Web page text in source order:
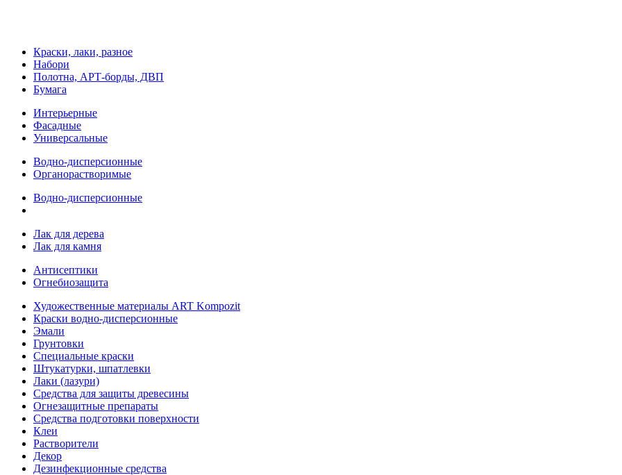
Краски, лаки, разное
Набори
Полотна, АРТ-борды, ДВП
Бумага
Интерьерные
Фасадные
Универсальные
Водно-дисперсионные
Органорастворимые
Водно-дисперсионные
Лак для дерева
Лак для камня
Антисептики
Огнебиозащита
Художественные материалы ART Kompozit
Краски водно-дисперсионные
Эмали
Грунтовки
Специальные краски
Штукатурки, шпатлевки
Лаки (лазури)
Средства для защиты древесины
Огнезащитные препараты
Средства подготовки поверхности
Клеи
Растворители
Декор
Дезинфекционные средства